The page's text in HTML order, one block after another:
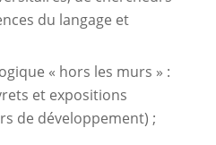
du langage et
« hors les murs » :
et expositions
de développement) ;